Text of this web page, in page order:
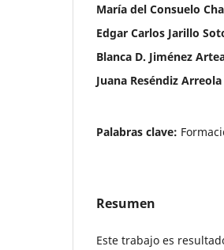
María del Consuelo
Edgar Carlos Jarillo
Blanca D. Jiménez
Juana Reséndiz Arreola
Palabras clave:
Resumen
Este trabajo es